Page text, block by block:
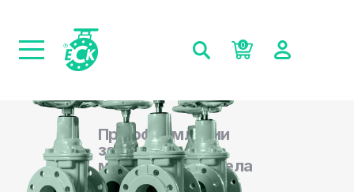
0
При оформлении
заказа на сайте,
менеджеры отдела
продаж